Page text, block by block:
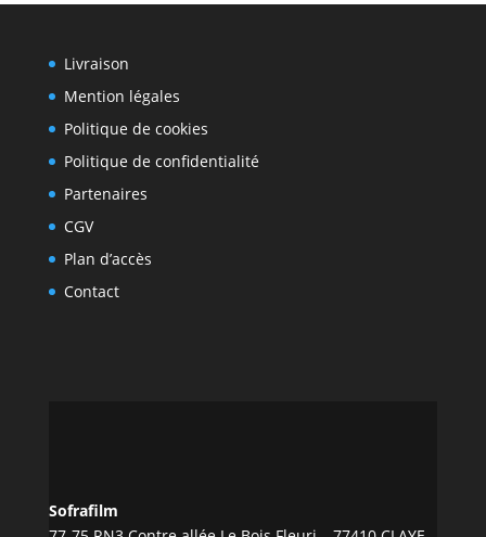
Livraison
Mention légales
Politique de cookies
Politique de confidentialité
Partenaires
CGV
Plan d’accès
Contact
Sofrafilm